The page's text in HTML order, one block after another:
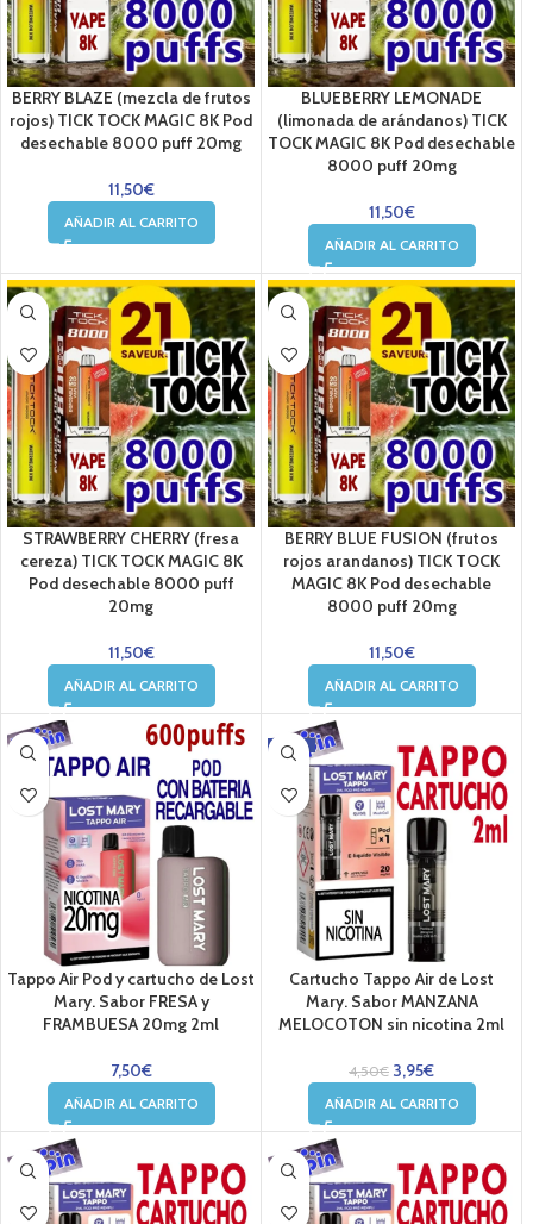
BERRY BLAZE (mezcla de frutos
rojos) TICK TOCK MAGIC 8K Pod
desechable 8000 puff 20mg
11,50€
AÑADIR AL CARRITO
BLUEBERRY LEMONADE
(limonada de arándanos) TICK
TOCK MAGIC 8K Pod desechable
8000 puff 20mg
11,50€
AÑADIR AL CARRITO
STRAWBERRY CHERRY (fresa
cereza) TICK TOCK MAGIC 8K
Pod desechable 8000 puff
20mg
11,50€
AÑADIR AL CARRITO
BERRY BLUE FUSION (frutos
rojos arandanos) TICK TOCK
MAGIC 8K Pod desechable
8000 puff 20mg
11,50€
AÑADIR AL CARRITO
Tappo Air Pod y cartucho de Lost
Mary. Sabor FRESA y
FRAMBUESA 20mg 2ml
7,50€
AÑADIR AL CARRITO
-12%
Cartucho Tappo Air de Lost
Mary. Sabor MANZANA
MELOCOTON sin nicotina 2ml
4,50€ 3,95€
AÑADIR AL CARRITO